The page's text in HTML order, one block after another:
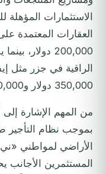
الاستثمارات المؤهلة
العقارات المعتمدة
200,000
الراقية في جزر مثل
350,000 دولار و750,000 دولار أو أكثر.
من المهم الإشارة
بموجب نظام التأجير
الأراضي لمواطني
المستثمرين الأجانب